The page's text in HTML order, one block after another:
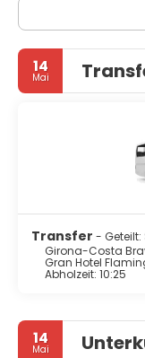
14
Mai
Transfer -
Girona-Costa
Gran Hotel
Abholzeit: 10:25
14
Mai